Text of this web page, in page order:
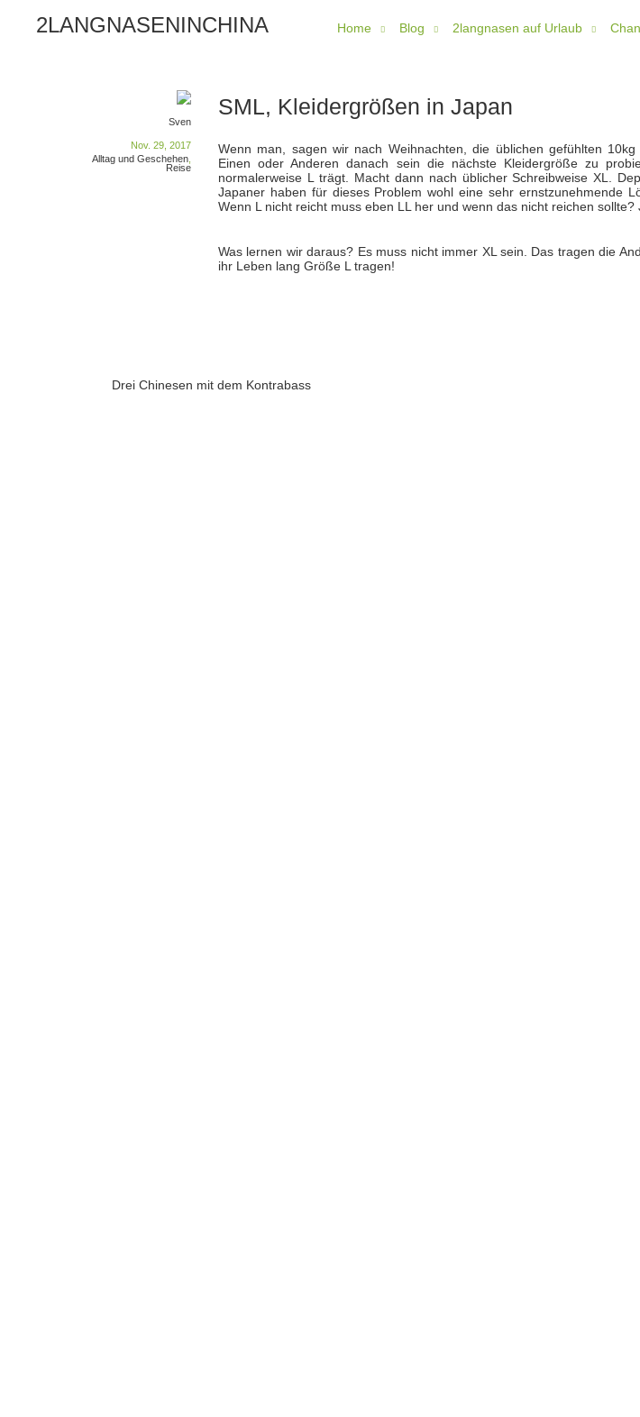
2LANGNASENINCHINA Home Blog 2langnasen auf Urlaub
SML, Kleidergrößen in Japan
Sven
Nov. 29, 2017
Alltag und Geschehen,
Reise
Wenn man, sagen wir nach Weihnachten, die üblichen gefühlten
Einen oder Anderen danach sein die nächste Kleidergröße zu
normalerweise L trägt. Macht dann nach üblicher Schreibweise XL.
Japaner haben für dieses Problem wohl eine sehr ernstzunehmende
Wenn L nicht reicht muss eben LL her und wenn das nicht reichen sollte?
Was lernen wir daraus? Es muss nicht immer XL sein. Das tragen die
ihr Leben lang Größe L tragen!
Drei Chinesen mit dem Kontrabass